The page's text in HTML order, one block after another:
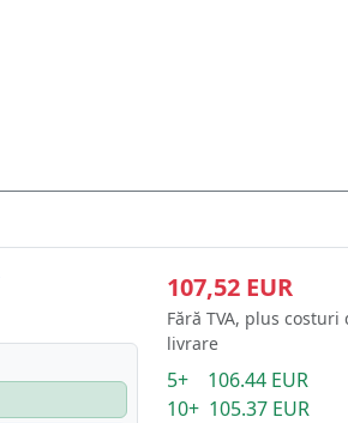
107,52 EUR
Fără TVA, plus costuri
livrare
5+ 106.44 EUR
10+ 105.37 EUR